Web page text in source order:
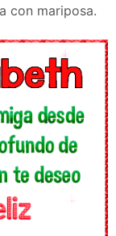
con mariposa.